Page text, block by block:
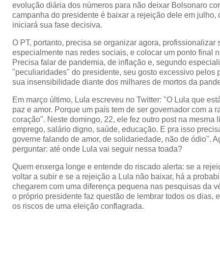
evolução diária dos números para não deixar Bolsonaro
campanha do presidente é baixar a rejeição dele em julho,
iniciará sua fase decisiva.
O PT, portanto, precisa se organizar agora, profissionalizar
especialmente nas redes sociais, e colocar um ponto final
Precisa falar de pandemia, de inflação e, segundo
"peculiaridades" do presidente, seu gosto excessivo pelos
sua insensibilidade diante dos milhares de mortos da
Em março último, Lula escreveu no Twitter: "O Lula que
paz e amor. Porque um país tem de ser governador com a
coração". Neste domingo, 22, ele fez outro post na mesma
emprego, salário digno, saúde, educação. E pra isso
governe falando de amor, de solidariedade, não de ódio".
perguntar: até onde Lula vai seguir nessa toada?
Quem enxerga longe e entende do riscado alerta: se a
voltar a subir e se a rejeição a Lula não baixar, há a
chegarem com uma diferença pequena nas pesquisas da
o próprio presidente faz questão de lembrar todos os dias,
os riscos de uma eleição conflagrada.